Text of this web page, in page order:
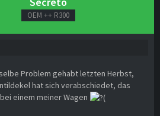
OEM ++ R300
Problem gehabt letzten Herbst,
hat sich verabschiedet, das
einem meiner Wagen